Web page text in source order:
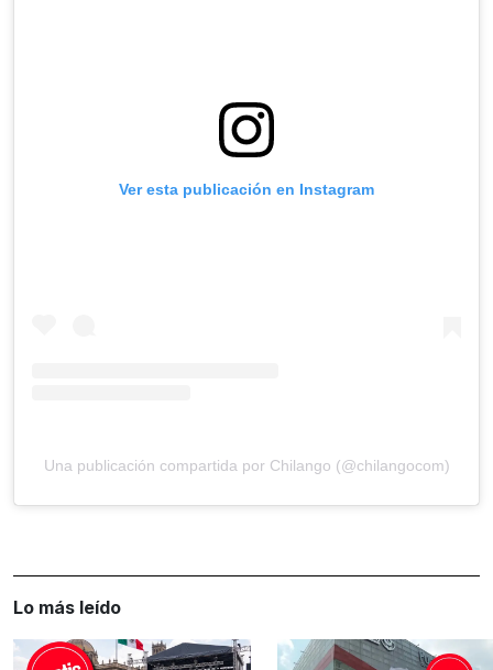
Ver esta publicación en Instagram
Una publicación compartida por Chilango (@chilangocom)
Lo más leído